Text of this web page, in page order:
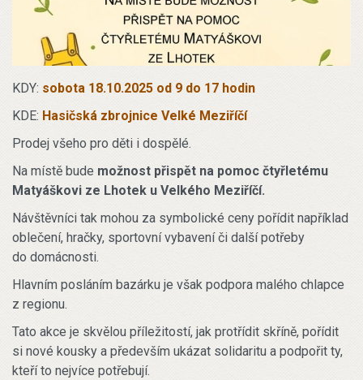
KDY: sobota 18.10.2025 od 9 do 17 hodin
KDE: Hasičská zbrojnice Velké Meziříčí
Prodej všeho pro děti i dospělé.
Na místě bude možnost přispět na pomoc čtyřletému
Matyáškovi ze Lhotek u Velkého Meziříčí.
Návštěvníci tak mohou za symbolické ceny pořídit například
oblečení, hračky, sportovní vybavení či další potřeby
do domácnosti.
Hlavním posláním bazárku je však podpora malého chlapce
z regionu.
Tato akce je skvělou příležitostí, jak protřídit skříně, pořídit
si nové kousky a především ukázat solidaritu a podpořit ty,
kteří to nejvíce potřebují.